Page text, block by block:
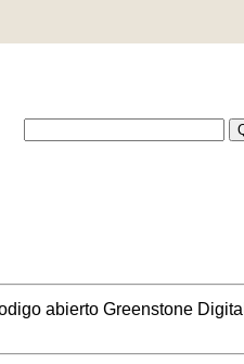
abierto Greenstone